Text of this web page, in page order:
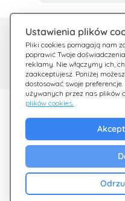
Ustawienia plików
Pliki cookies pomagają nam
poprawić Twoje
reklamy. Nie włączymy ich,
zaakceptujesz. Poniżej
dostosować swoje
używanych przez nas plików
plików cookies.
Potrzebujesz
Jesteśmy tu dla Ciebie
Odkryj Giftsy
Cashback
Blog